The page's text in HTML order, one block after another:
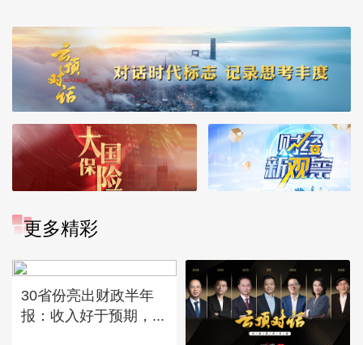
更多精彩
30省份亮出财政半年
报：收入好于预期，...